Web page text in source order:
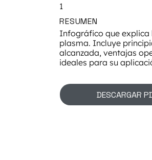
1
RESUMEN
Infográfico que
plasma. Incluye
alcanzada, ventajas
ideales para su
DESCARGAR